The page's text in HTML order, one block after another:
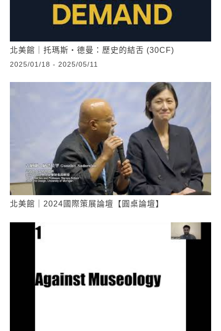
北美館｜托瑪斯‧德曼：歷史的結舌 (30CF)
2025/01/18 - 2025/05/11
北美館｜2024國際策展論壇【圓桌論壇】